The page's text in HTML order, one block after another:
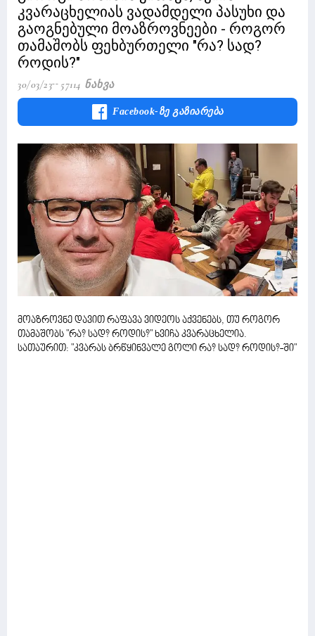
კვარაცხელიას ვადამდელი პასუხი და
გაოგნებული მოაზროვნეები - როგორ
თამაშობს ფეხბურთელი "რა? სად?
როდის?"
30/03/23 57114 Ნახვა
Facebook-Ზე Გაზიარება
მოაზროვნე დავით რაფავა ვიდეოს აქვენებს, თუ როგორ
თამაშობს "რა? სად? როდის?" ხვიჩა კვარაცხელია.
სათაურით: "კვარას ბრწყინვალე გოლი რა? სად? როდის?-ში"